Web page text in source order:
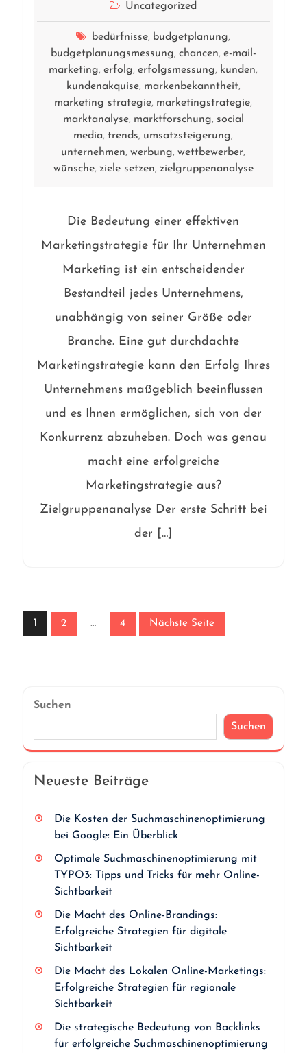
Uncategorized
bedürfnisse, budgetplanung,
budgetplanungsmessung, chancen, e-mail-
marketing,erfolg,erfolgsmessung, kunden,
kundenakquise, markenbekanntheit,
marketing strategie, marketingstrategie,
marktanalyse, marktforschung, social
media,trends, umsatzsteigerung,
unternehmen,werbung,wettbewerber,
wünsche, ziele setzen, zielgruppenanalyse
Die Bedeutung einer effektiven
Marketingstrategie für Ihr Unternehmen
Marketing ist ein entscheidender
Bestandteil jedes Unternehmens,
unabhängig von seiner Größe oder
Branche. Eine gut durchdachte
Marketingstrategie kann den Erfolg Ihres
Unternehmens maßgeblich beeinflussen
und es Ihnen ermöglichen, sich von der
Konkurrenz abzuheben. Doch was genau
macht eine erfolgreiche
Marketingstrategie aus?
Zielgruppenanalyse Der erste Schritt bei
der […]
Beitragsnavigation
Seite
1 Seite
2 … Seite
4 Nächste Seite
Suchen
Suchen
Neueste Beiträge
Die Kosten der Suchmaschinenoptimierung
bei Google: Ein Überblick
Optimale Suchmaschinenoptimierung mit
TYPO3: Tipps und Tricks für mehr Online-
Sichtbarkeit
Die Macht des Online-Brandings:
Erfolgreiche Strategien für digitale
Sichtbarkeit
Die Macht des Lokalen Online-Marketings:
Erfolgreiche Strategien für regionale
Sichtbarkeit
Die strategische Bedeutung von Backlinks
für erfolgreiche Suchmaschinenoptimierung